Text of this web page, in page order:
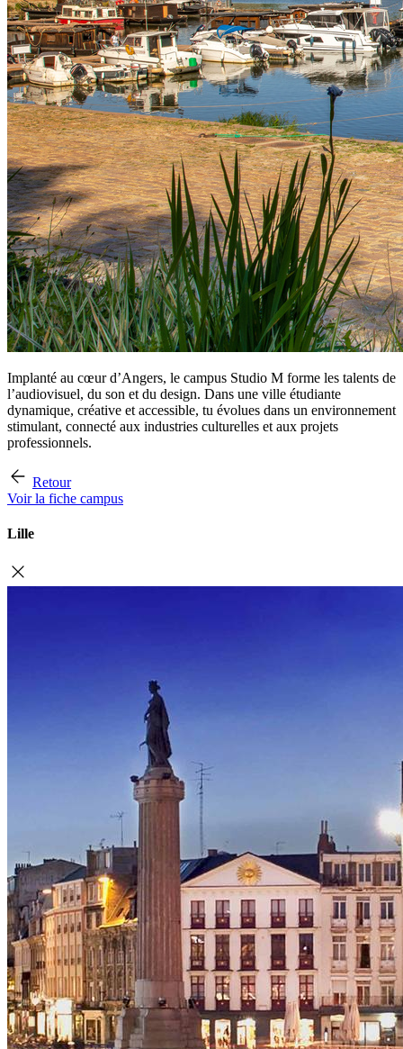
Implanté au cœur d’Angers, le campus Studio M forme les talents de
l’audiovisuel, du son et du design. Dans une ville étudiante
dynamique, créative et accessible, tu évolues dans un environnement
stimulant, connecté aux industries culturelles et aux projets
professionnels.
Retour
Voir la fiche campus
Lille